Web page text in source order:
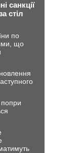
санкції
стіл
по
що